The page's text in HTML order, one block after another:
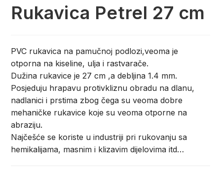
Rukavica Petrel 27 cm
PVC rukavica na pamučnoj podlozi,veoma je
otporna na kiseline, ulja i rastvarače.
Dužina rukavice je 27 cm ,a debljina 1.4 mm.
Posjeduju hrapavu protivkliznu obradu na dlanu,
nadlanici i prstima zbog čega su veoma dobre
mehaničke rukavice koje su veoma otporne na
abraziju.
Najčešće se koriste u industriji pri rukovanju sa
hemikalijama, masnim i klizavim dijelovima itd…